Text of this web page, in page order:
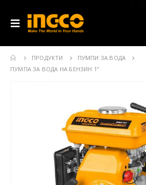
ПРОДУКТИ
ПУМПИ ЗА ВОДА
ПУМПА ЗА ВОДА НА БЕНЗИН 1”